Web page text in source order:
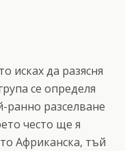
исках да разясня
се определя
ранно разселване
често ще я
Африканска, тъй